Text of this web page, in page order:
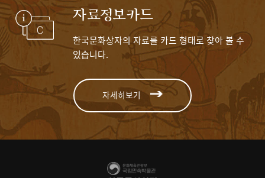
자료정보카드
한국문화상자의 자료를 카드 형태로 찾아 볼 수
있습니다.
자세히보기